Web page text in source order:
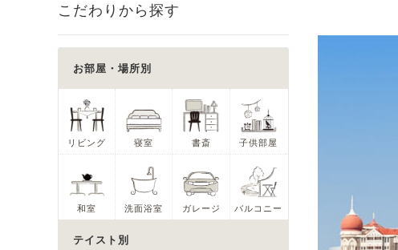
こだわりから探す
お部屋・場所別
リビング 寝室 書斎 子供部屋
和室 洗面浴室 ガレージ バルコニー
テイスト別